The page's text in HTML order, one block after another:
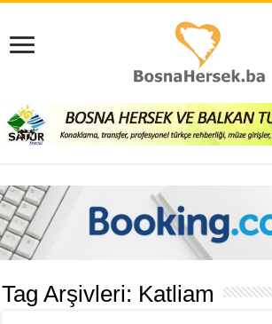
Tag Arşivleri: Katliam